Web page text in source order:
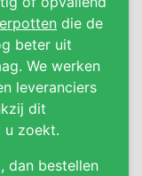
die de
beter uit
We werken
leveranciers
dit
u zoekt.
dan bestellen